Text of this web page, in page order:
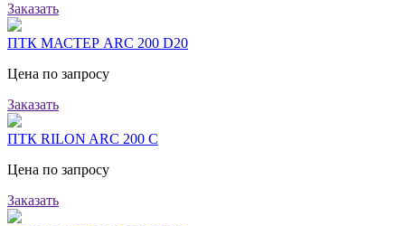
Заказать
ПТК МАСТЕР ARC 200 D20
Цена по запросу
Заказать
ПТК RILON ARC 200 C
Цена по запросу
Заказать